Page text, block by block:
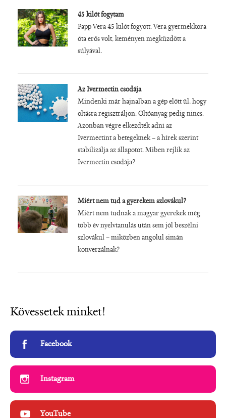
45 kilót fogytam
Papp Vera 45 kilót fogyott. Vera gyermekkora
óta erős volt, keményen megküzdött a
súlyával.
Az Ivermectin csodája
Mindenki már hajnalban a gép előtt ül, hogy
oltásra regisztráljon. Oltóanyag pedig nincs.
Azonban végre elkezdték adni az
Ivermectint a betegeknek – a hírek szerint
stabilizálja az állapotot. Miben rejlik az
Ivermectin csodája?
Miért nem tud a gyerekem szlovákul?
Miért nem tudnak a magyar gyerekek még
több év nyelvtanulás után sem jól beszélni
szlovákul – miközben angolul simán
konverzálnak?
Kövessetek minket!
Facebook
Instagram
YouTube